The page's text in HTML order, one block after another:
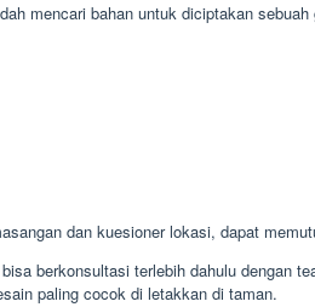
mencari bahan untuk diciptakan
dan kuesioner lokasi, dapat
berkonsultasi terlebih dahulu
paling cocok di letakkan di taman.